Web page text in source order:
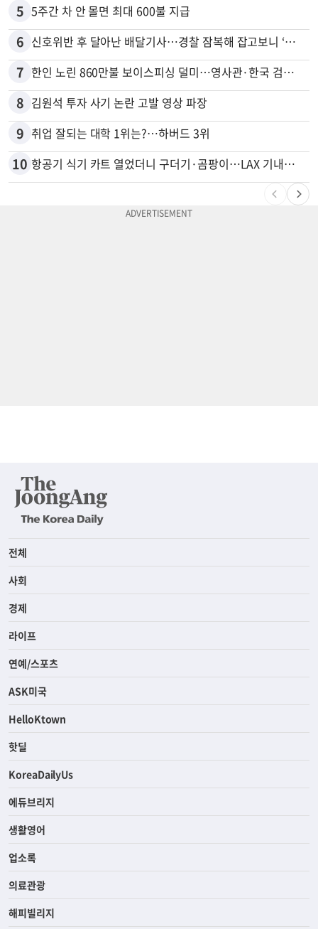
5 5주간 차 안 몰면 최대 600불 지급
6 신호위반 후 달아난 배달기사…경찰 잠복해 잡고보니 ‘반전’
7 한인 노린 860만불 보이스피싱 덜미…영사관·한국 검찰 사칭
8 김원석 투자 사기 논란 고발 영상 파장
9 취업 잘되는 대학 1위는?…하버드 3위
10 항공기 식기 카트 열었더니 구더기·곰팡이…LAX 기내식 업체 논란
전체
사회
경제
라이프
연예/스포츠
ASK미국
HelloKtown
핫딜
KoreaDailyUs
에듀브리지
생활영어
업소록
의료관광
해피빌리지